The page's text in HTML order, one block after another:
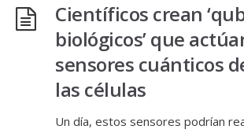
Científicos crean
biológicos’ que
sensores cuánticos
las células
Un día, estos sensores podrían